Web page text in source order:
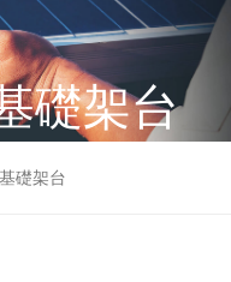
礎架台
礎架台